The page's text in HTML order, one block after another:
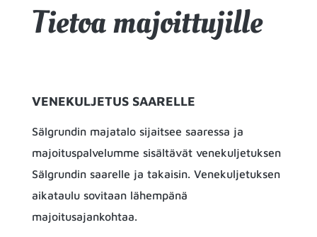
Tietoa majoittujille
VENEKULJETUS SAARELLE
Sälgrundin majatalo sijaitsee saaressa ja
majoituspalvelumme sisältävät venekuljetuksen
Sälgrundin saarelle ja takaisin. Venekuljetuksen
aikataulu sovitaan lähempänä
majoitusajankohtaa.